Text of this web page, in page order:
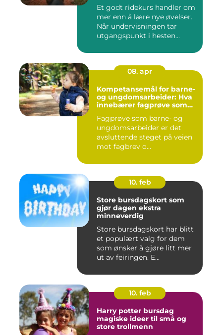
Et godt ridekurs handler om
mer enn å lære nye øvelser.
Når undervisningen tar
utgangspunkt i hesten...
08. apr
Kompetansemål for barne-
og ungdomsarbeider: Hva
innebærer fagprøve som
ungdomsarbeider?
Fagprøve som barne- og
ungdomsarbeider er det
avsluttende steget på veien
mot fagbrev o...
10. feb
Store bursdagskort som
gjør dagen ekstra
minneverdig
Store bursdagskort har blitt
et populært valg for dem
som ønsker å gjøre litt mer
ut av feiringen. E...
10. feb
Harry potter bursdag
magiske ideer til små og
store trollmenn